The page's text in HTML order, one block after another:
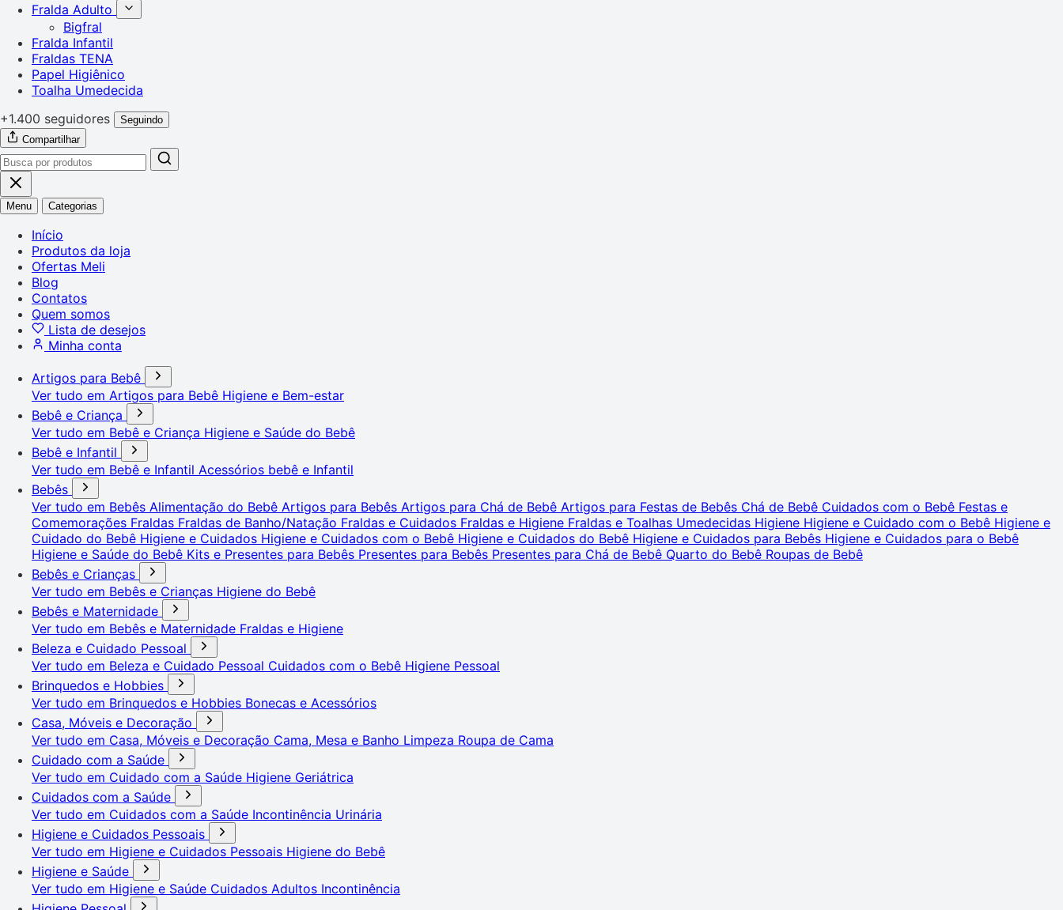
Fralda Adulto
Bigfral
Fralda Infantil
Fraldas TENA
Papel Higiênico
Toalha Umedecida
+1.400 seguidores
Seguindo
Compartilhar
Menu Categorias
Início
Produtos da loja
Ofertas Meli
Blog
Contatos
Quem somos
Lista de desejos
Minha conta
Artigos para Bebê
Ver tudo em Artigos para Bebê Higiene e Bem-estar
Bebê e Criança
Ver tudo em Bebê e Criança Higiene e Saúde do Bebê
Bebê e Infantil
Ver tudo em Bebê e Infantil Acessórios bebê e Infantil
Bebês
Ver tudo em Bebês Alimentação do Bebê Artigos para Bebês Artigos para Chá de Bebê Artigos para Festas de Bebês Chá de Bebê Cuidados com o Bebê Festas e
Comemorações Fraldas Fraldas de Banho/Natação Fraldas e Cuidados Fraldas e Higiene Fraldas e Toalhas Umedecidas Higiene Higiene e Cuidado com o Bebê Higiene e
Cuidado do Bebê Higiene e Cuidados Higiene e Cuidados com o Bebê Higiene e Cuidados do Bebê Higiene e Cuidados para Bebês Higiene e Cuidados para o Bebê
Higiene e Saúde do Bebê Kits e Presentes para Bebês Presentes para Bebês Presentes para Chá de Bebê Quarto do Bebê Roupas de Bebê
Bebês e Crianças
Ver tudo em Bebês e Crianças Higiene do Bebê
Bebês e Maternidade
Ver tudo em Bebês e Maternidade Fraldas e Higiene
Beleza e Cuidado Pessoal
Ver tudo em Beleza e Cuidado Pessoal Cuidados com o Bebê Higiene Pessoal
Brinquedos e Hobbies
Ver tudo em Brinquedos e Hobbies Bonecas e Acessórios
Casa, Móveis e Decoração
Ver tudo em Casa, Móveis e Decoração Cama, Mesa e Banho Limpeza Roupa de Cama
Cuidado com a Saúde
Ver tudo em Cuidado com a Saúde Higiene Geriátrica
Cuidados com a Saúde
Ver tudo em Cuidados com a Saúde Incontinência Urinária
Higiene e Cuidados Pessoais
Ver tudo em Higiene e Cuidados Pessoais Higiene do Bebê
Higiene e Saúde
Ver tudo em Higiene e Saúde Cuidados Adultos Incontinência